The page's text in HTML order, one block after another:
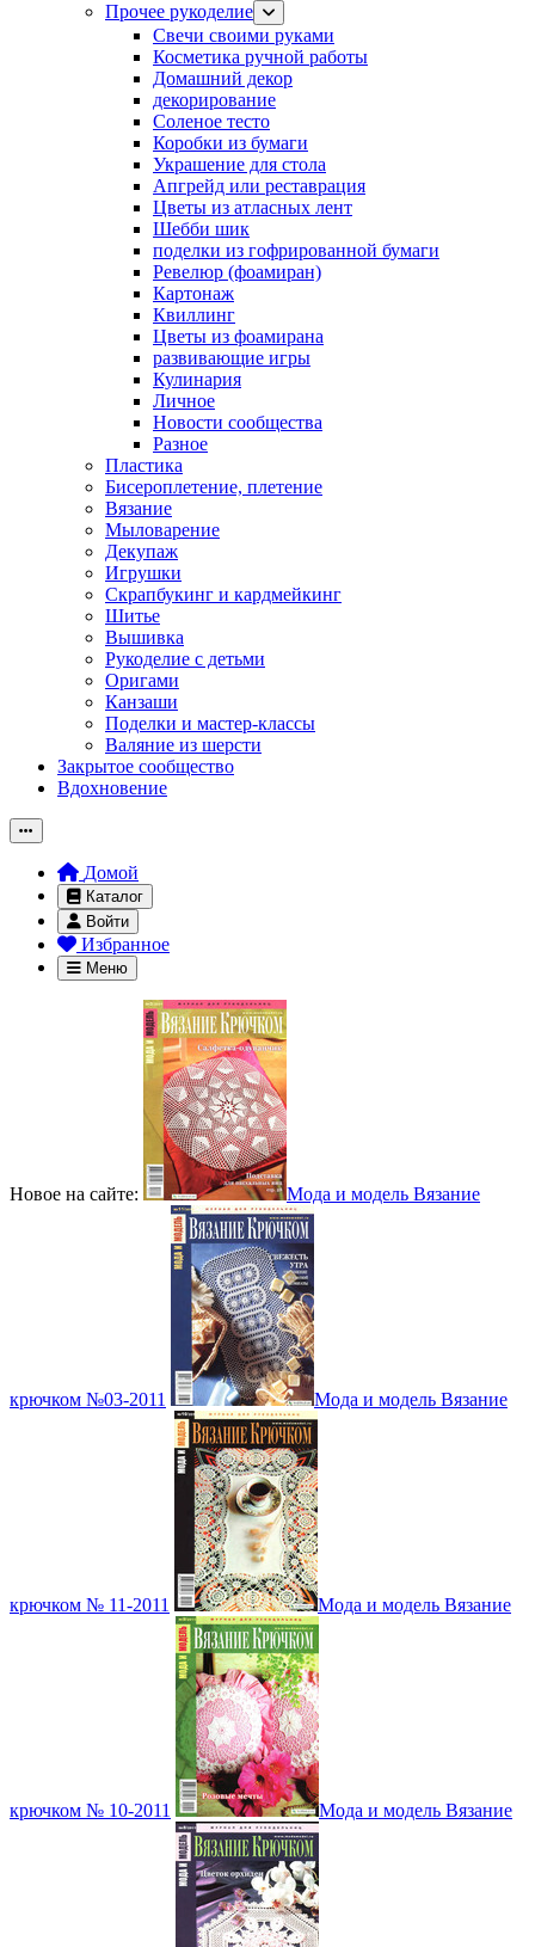
Прочее рукоделие
Свечи своими руками
Косметика ручной работы
Домашний декор
декорирование
Соленое тесто
Коробки из бумаги
Украшение для стола
Апгрейд или реставрация
Цветы из атласных лент
Шебби шик
поделки из гофрированной бумаги
Ревелюр (фоамиран)
Картонаж
Квиллинг
Цветы из фоамирана
развивающие игры
Кулинария
Личное
Новости сообщества
Разное
Пластика
Бисероплетение, плетение
Вязание
Мыловарение
Декупаж
Игрушки
Скрапбукинг и кардмейкинг
Шитье
Вышивка
Рукоделие с детьми
Оригами
Канзаши
Поделки и мастер-классы
Валяние из шерсти
Закрытое сообщество
Вдохновение
Домой
Каталог
Войти
Избранное
Меню
Новое на сайте: Мода и модель Вязание
крючком №03-2011 Мода и модель Вязание
крючком № 11-2011 Мода и модель Вязание
крючком № 10-2011 Мода и модель Вязание